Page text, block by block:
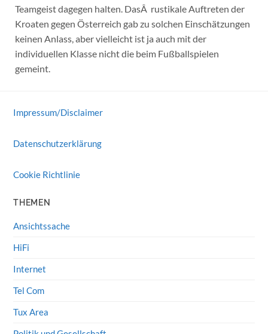
Teamgeist dagegen halten. DasÂ rustikale Auftreten der
Kroaten gegen Österreich gab zu solchen Einschätzungen
keinen Anlass, aber vielleicht ist ja auch mit der
individuellen Klasse nicht die beim Fußballspielen
gemeint.
Impressum/Disclaimer
Datenschutzerklärung
Cookie Richtlinie
THEMEN
Ansichtssache
HiFi
Internet
Tel Com
Tux Area